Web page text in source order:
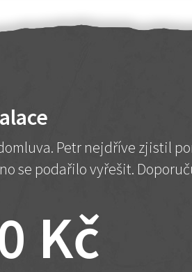
Petr nejdříve zjistil
se podařilo vyřešit.
Kč